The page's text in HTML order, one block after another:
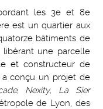
les 3e et 8e
est un quartier aux
bâtiments de
libérant une parcelle
et constructeur de
conçu un projet de
Nexity, La Sier
de Lyon, des